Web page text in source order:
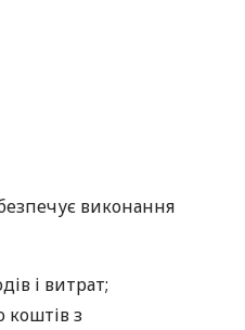
виконання
і витрат;
з